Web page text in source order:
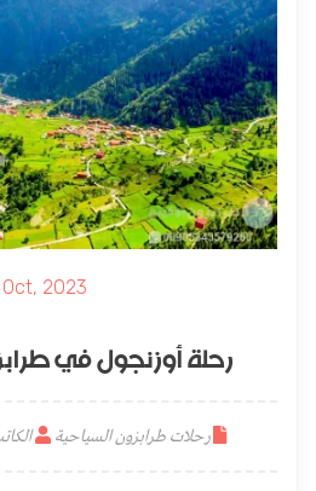
Oct, 2023
رحلة أوزنجول في
رحلات طرابزون السياحية